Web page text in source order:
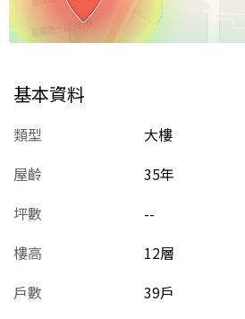
基本資料
類型
大樓
屋齡
35年
坪數
--
樓高
12層
戶數
39戶